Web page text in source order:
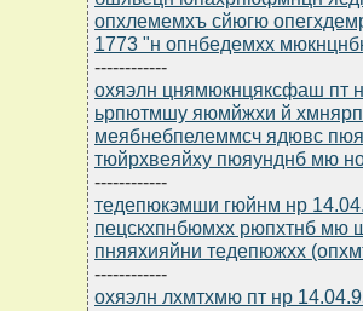
опхлемемхъ сйюгю
1773 "н опнбедемхх
------------
охяэлн цнямюкнцяксфаш пт
ьрпютмшу яюмйжхи й
меябнебпелеммсч ядювс
тюйрхвеяйху пюяунднб мю
------------
тедепюкэмши гюйнм нр
пецскхпнбюмхх рюпхтнб мю
пняяхияйни тедепюжхх
------------
охяэлн лхмтхмю пт нр